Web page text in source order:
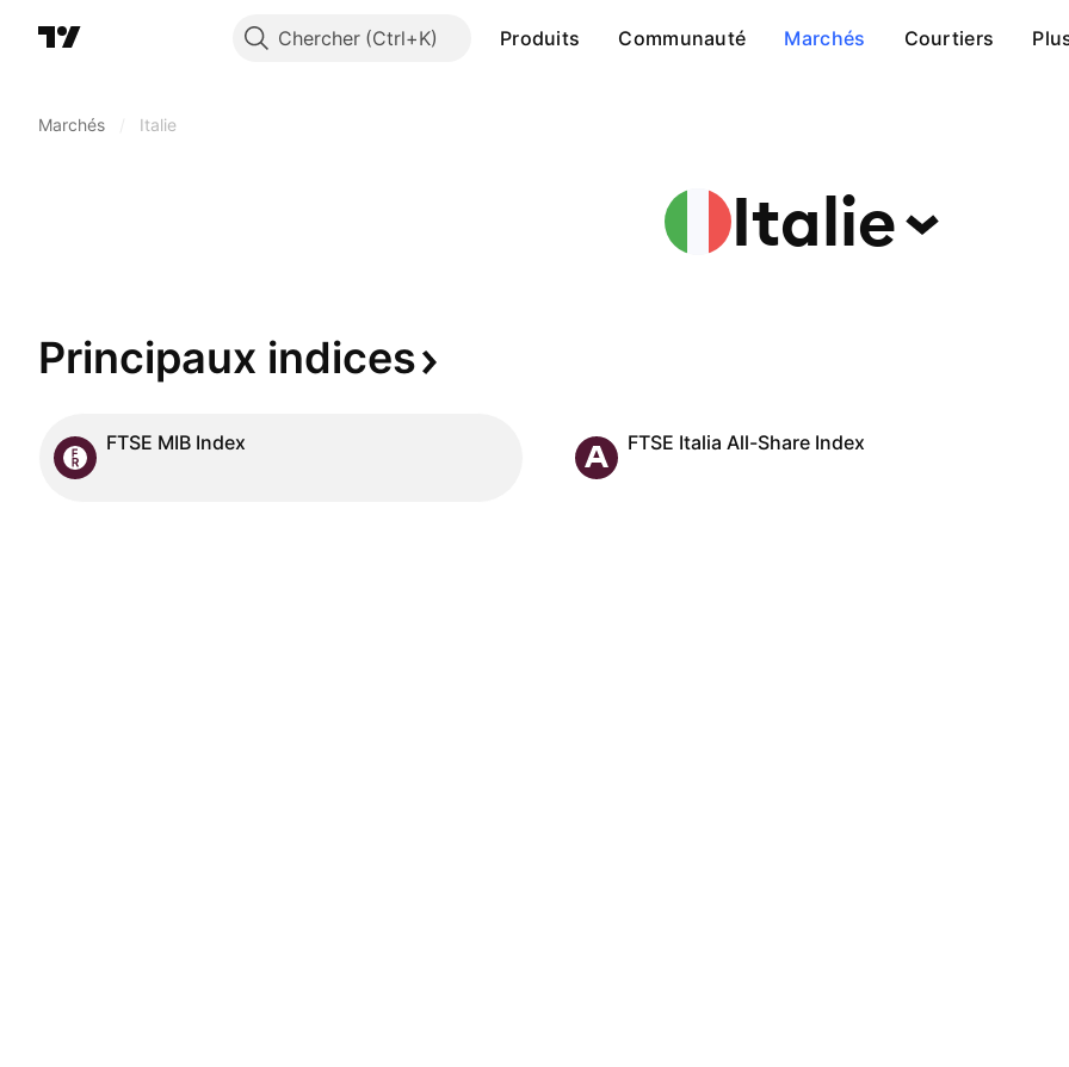
Chercher Produits Communauté Marchés Courtiers
Marchés Italie
Italie
Principaux indices
FTSE MIB Index FTSE Italia All-Share Index